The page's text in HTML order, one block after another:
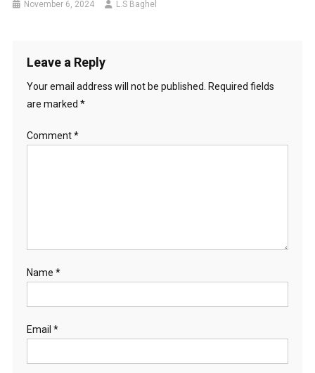
November 6, 2024 L.S Baghel
Leave a Reply
Your email address will not be published.
Required fields
are marked *
Comment*
Name *
Email *